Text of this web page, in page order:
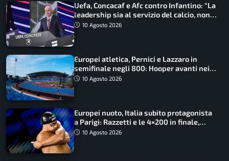
Uefa, Concacaf e Afc contro Infantino: “La
leadership sia al servizio del calcio, non
cerchi di dominarlo”
10 Agosto 2026
Europei atletica, Pernici e Lazzaro in
semifinale negli 800: Hooper avanti nei
100, fuori Tecuceanu
10 Agosto 2026
Europei nuoto, Italia subito protagonista
a Parigi: Razzetti e le 4×200 in finale,
Quadarella domina gli 800
10 Agosto 2026